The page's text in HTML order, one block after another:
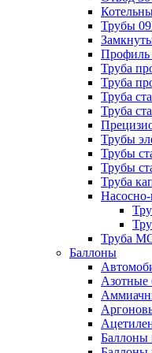
Трубы
Профиль
Труба
Труба
Труба
Труба
Трубы
Трубы
Трубы
Труба
Труба
Баллоны
Азотные
Баллоны